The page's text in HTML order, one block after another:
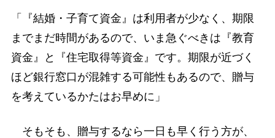
「『結婚・子育て資金』は利用者が少なく、期限
までまだ時間があるので、いま急ぐべきは『教育
資金』と『住宅取得等資金』です。期限が近づく
ほど銀行窓口が混雑する可能性もあるので、贈与
を考えているかたはお早めに」
そもそも、贈与するなら一日も早く行う方が、